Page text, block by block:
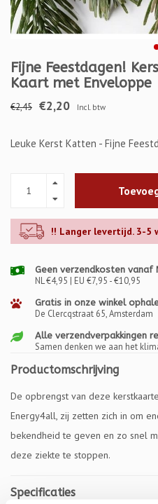
Fijne Feestdagen!
Kaart met Enveloppe
€2,45 €2,20 Incl. btw
Leuke Kerst Katten - Fijne
!! Langer levertijd. 3-5
Geen verzendkosten vanaf
NL €4,95 | EU €7,95 - €10,95
Gratis in onze winkel
De Clercqstraat 65, Amsterdam
Alle verzendverpakkingen
Samen denken we aan het
Productomschrijving
De opbrengst van deze
Energy4all, zij zetten zich in om
bekendheid te geven en zo snel
deze ziekte te stoppen.
Specificaties